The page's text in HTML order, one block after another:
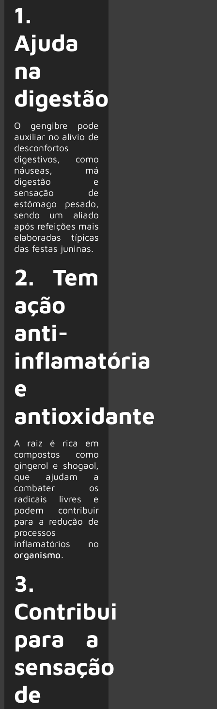
1.
Ajuda
na
digestão
O gengibre pode
auxiliar no alívio de
desconfortos
digestivos, como
náuseas, má
digestão e
sensação de
estômago pesado,
sendo um aliado
após refeições mais
elaboradas típicas
das festas juninas.
2. Tem
ação
anti-
inflamatória
e
antioxidante
A raiz é rica em
compostos como
gingerol e shogaol,
que ajudam a
combater os
radicais livres e
podem contribuir
para a redução de
processos
inflamatórios no
organismo.
3.
Contribui
para a
sensação
de